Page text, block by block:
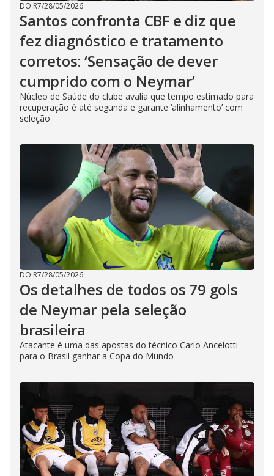
DO R7/28/05/2026
Santos confronta CBF e diz que
fez diagnóstico e tratamento
corretos: ‘Sensação de dever
cumprido com o Neymar’
Núcleo de Saúde do clube avalia que tempo estimado para
recuperação é até segunda e garante ‘alinhamento’ com
seleção
DO R7/28/05/2026
Os detalhes de todos os 79 gols
de Neymar pela seleção
brasileira
Atacante é uma das apostas do técnico Carlo Ancelotti
para o Brasil ganhar a Copa do Mundo